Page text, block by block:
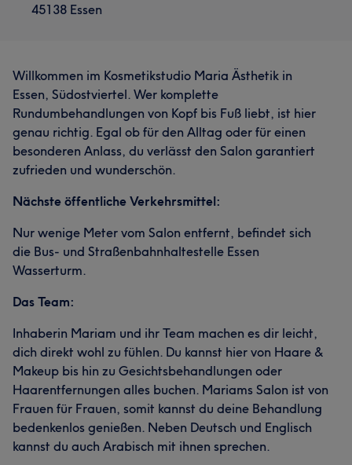
45138 Essen
Willkommen im Kosmetikstudio Maria Ästhetik in
Essen, Südostviertel. Wer komplette
Rundumbehandlungen von Kopf bis Fuß liebt, ist hier
genau richtig. Egal ob für den Alltag oder für einen
besonderen Anlass, du verlässt den Salon garantiert
zufrieden und wunderschön.
Nächste öffentliche Verkehrsmittel:
Nur wenige Meter vom Salon entfernt, befindet sich
die Bus- und Straßenbahnhaltestelle Essen
Wasserturm.
Das Team:
Inhaberin Mariam und ihr Team machen es dir leicht,
dich direkt wohl zu fühlen. Du kannst hier von Haare &
Makeup bis hin zu Gesichtsbehandlungen oder
Haarentfernungen alles buchen. Mariams Salon ist von
Frauen für Frauen, somit kannst du deine Behandlung
bedenkenlos genießen. Neben Deutsch und Englisch
kannst du auch Arabisch mit ihnen sprechen.